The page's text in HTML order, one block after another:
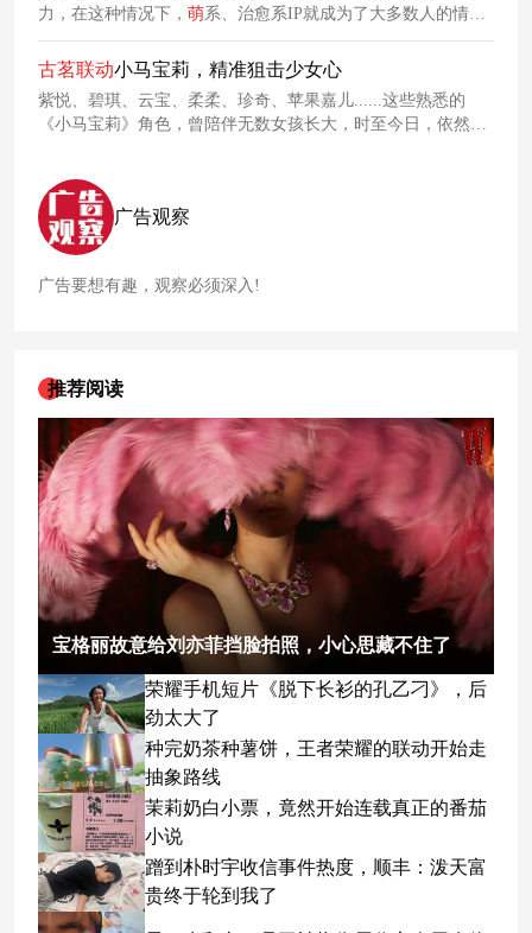
力，在这种情况下， 萌系、治愈系IP就成为了大多数人的情绪
出口。为了迎合年轻人的喜好，这个春天，古茗选择与Pingu企
鹅家族携手合作，为大家带来一波限定
联动
古茗联动小马宝莉，精准狙击少女心
紫悦、碧琪、云宝、柔柔、珍奇、苹果嘉儿......这些熟悉的
《小马宝莉》角色，曾陪伴无数女孩长大，时至今日，依然有
茶，为顾客带来童年情怀拉满的消费体验。
广告观察
广告要想有趣，观察必须深入!
推荐阅读
宝格丽故意给刘亦菲挡脸拍照，小心思藏不住了
荣耀手机短片《脱下长衫的孔乙刁》，后
劲太大了
种完奶茶种薯饼，王者荣耀的联动开始走
抽象路线
茉莉奶白小票，竟然开始连载真正的番茄
小说
蹭到朴时宇收信事件热度，顺丰：泼天富
贵终于轮到我了